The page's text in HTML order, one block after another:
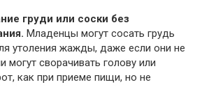
груди или соски без
Младенцы могут сосать грудь
утоления жажды, даже если они не
могут сворачивать голову или
как при приеме пищи, но не